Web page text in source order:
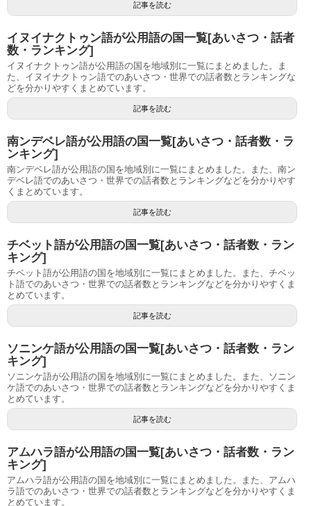
記事を読む
イヌイナクトゥン語が公用語の国一覧[あいさつ・話者
数・ランキング]
イヌイナクトゥン語が公用語の国を地域別に一覧にまとめました。ま
た、イヌイナクトゥン語でのあいさつ・世界での話者数とランキングな
どを分かりやすくまとめています。
記事を読む
南ンデベレ語が公用語の国一覧[あいさつ・話者数・ラ
ンキング]
南ンデベレ語が公用語の国を地域別に一覧にまとめました。また、南ン
デベレ語でのあいさつ・世界での話者数とランキングなどを分かりやす
くまとめています。
記事を読む
チベット語が公用語の国一覧[あいさつ・話者数・ラン
キング]
チベット語が公用語の国を地域別に一覧にまとめました。また、チベッ
ト語でのあいさつ・世界での話者数とランキングなどを分かりやすくま
とめています。
記事を読む
ソニンケ語が公用語の国一覧[あいさつ・話者数・ラン
キング]
ソニンケ語が公用語の国を地域別に一覧にまとめました。また、ソニン
ケ語でのあいさつ・世界での話者数とランキングなどを分かりやすくま
とめています。
記事を読む
アムハラ語が公用語の国一覧[あいさつ・話者数・ラン
キング]
アムハラ語が公用語の国を地域別に一覧にまとめました。また、アムハ
ラ語でのあいさつ・世界での話者数とランキングなどを分かりやすくま
とめています。